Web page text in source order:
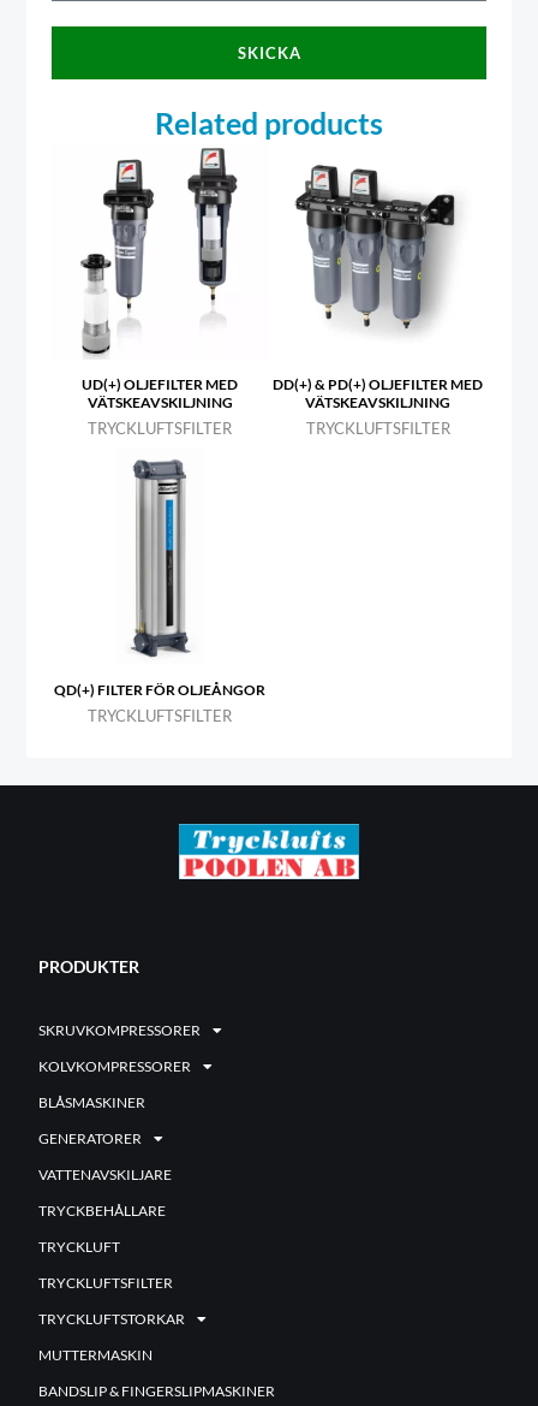
SKICKA
Related products
UD(+) OLJEFILTER MED
VÄTSKEAVSKILJNING
TRYCKLUFTSFILTER
DD(+) & PD(+) OLJEFILTER MED
VÄTSKEAVSKILJNING
TRYCKLUFTSFILTER
QD(+) FILTER FÖR OLJEÅNGOR
TRYCKLUFTSFILTER
PRODUKTER
SKRUVKOMPRESSORER
KOLVKOMPRESSORER
BLÅSMASKINER
GENERATORER
VATTENAVSKILJARE
TRYCKBEHÅLLARE
TRYCKLUFT
TRYCKLUFTSFILTER
TRYCKLUFTSTORKAR
MUTTERMASKIN
BANDSLIP & FINGERSLIPMASKINER